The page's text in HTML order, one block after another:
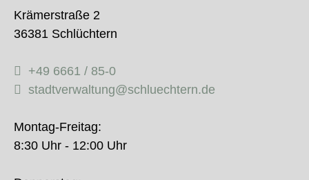
Krämerstraße 2
36381 Schlüchtern
+49 6661 / 85-0
stadtverwaltung@schluechtern.de
Montag-Freitag:
8:30 Uhr - 12:00 Uhr